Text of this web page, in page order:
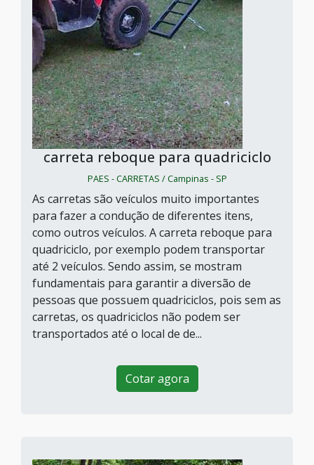
carreta reboque para quadriciclo
PAES - CARRETAS / Campinas - SP
As carretas são veículos muito importantes
para fazer a condução de diferentes itens,
como outros veículos. A carreta reboque para
quadriciclo, por exemplo podem transportar
até 2 veículos. Sendo assim, se mostram
fundamentais para garantir a diversão de
pessoas que possuem quadriciclos, pois sem as
carretas, os quadriciclos não podem ser
transportados até o local de de...
Cotar agora